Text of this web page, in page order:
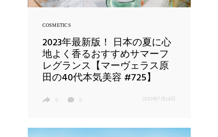
COSMETICS
2023年最新版！ 日本の夏に心
地よく香るおすすめサマーフ
レグランス【マーヴェラス原
田の40代本気美容 #725】
0 0 2023年7月26日